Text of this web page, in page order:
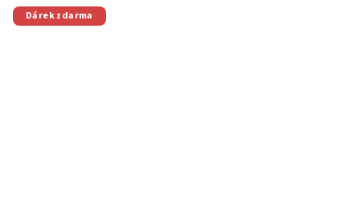
Dárek zdarma